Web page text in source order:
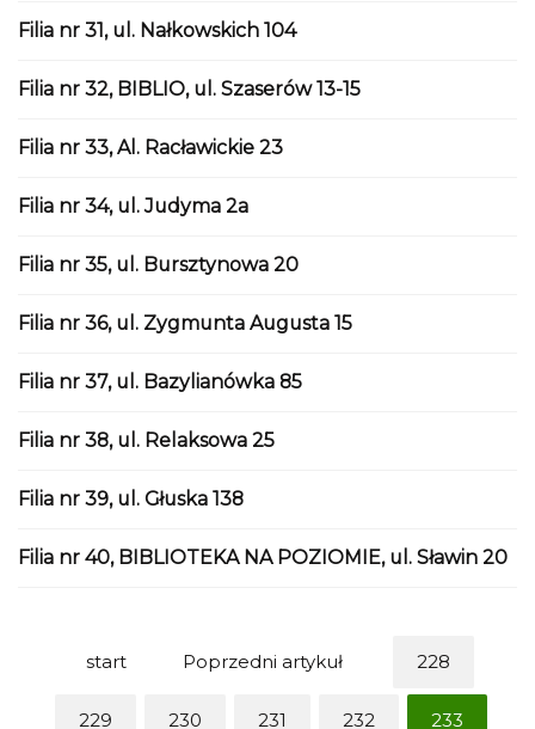
Filia nr 31, ul. Nałkowskich 104
Filia nr 32, BIBLIO, ul. Szaserów 13-15
Filia nr 33, Al. Racławickie 23
Filia nr 34, ul. Judyma 2a
Filia nr 35, ul. Bursztynowa 20
Filia nr 36, ul. Zygmunta Augusta 15
Filia nr 37, ul. Bazylianówka 85
Filia nr 38, ul. Relaksowa 25
Filia nr 39, ul. Głuska 138
Filia nr 40, BIBLIOTEKA NA POZIOMIE, ul. Sławin 20
start Poprzedni artykuł 228
229 230 231 232 233